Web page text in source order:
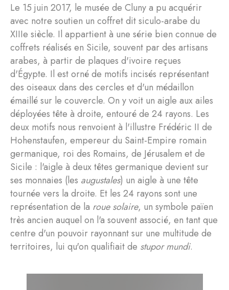
Le 15 juin 2017, le musée de Cluny a pu acquérir
avec notre soutien un coffret dit siculo-arabe du
XIIIe siècle. Il appartient à une série bien connue de
coffrets réalisés en Sicile, souvent par des artisans
arabes, à partir de plaques d'ivoire reçues
d'Égypte. Il est orné de motifs incisés représentant
des oiseaux dans des cercles et d'un médaillon
émaillé sur le couvercle. On y voit un aigle aux ailes
déployées tête à droite, entouré de 24 rayons. Les
deux motifs nous renvoient à l'illustre Frédéric II de
Hohenstaufen, empereur du Saint-Empire romain
germanique, roi des Romains, de Jérusalem et de
Sicile : l'aigle à deux têtes germanique devient sur
ses monnaies (les augustales) un aigle à une tête
tournée vers la droite. Et les 24 rayons sont une
représentation de la roue solaire, un symbole païen
très ancien auquel on l'a souvent associé, en tant que
centre d'un pouvoir rayonnant sur une multitude de
territoires, lui qu'on qualifiait de stupor mundi.